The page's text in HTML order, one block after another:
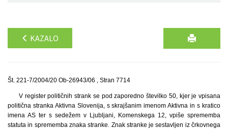
KAZALO
Št. 221-7/2004/20 Ob-26943/06 , Stran 7714
V register političnih strank se pod zaporedno številko 50, kjer je vpisana
politična stranka Aktivna Slovenija, s skrajšanim imenom Aktivna in s kratico
imena AS ter s sedežem v Ljubljani, Komenskega 12, vpiše sprememba
statuta in sprememba znaka stranke. Znak stranke je sestavljen iz črkovnega